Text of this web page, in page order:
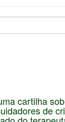
cartilha
de